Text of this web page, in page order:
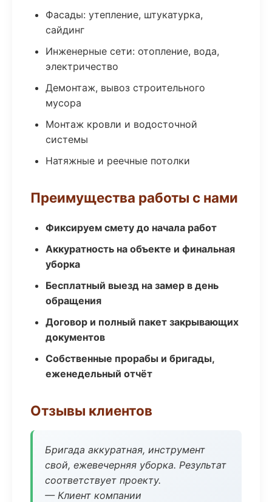
Фасады: утепление, штукатурка,
сайдинг
Инженерные сети: отопление, вода,
электричество
Демонтаж, вывоз строительного
мусора
Монтаж кровли и водосточной
системы
Натяжные и реечные потолки
Преимущества работы с нами
Фиксируем смету до начала работ
Аккуратность на объекте и финальная
уборка
Бесплатный выезд на замер в день
обращения
Договор и полный пакет закрывающих
документов
Собственные прорабы и бригады,
еженедельный отчёт
Отзывы клиентов
Бригада аккуратная, инструмент
свой, ежевечерняя уборка. Результат
соответствует проекту.
— Клиент компании